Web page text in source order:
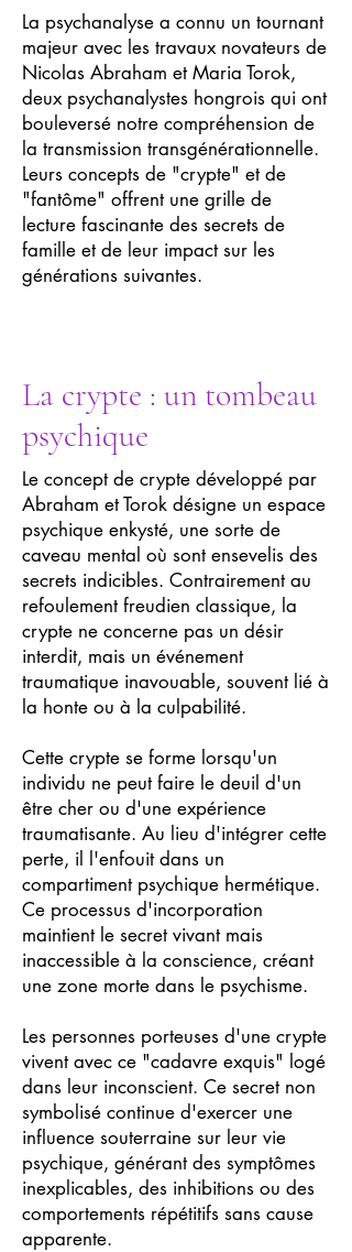
La psychanalyse a connu un tournant
majeur avec les travaux novateurs de
Nicolas Abraham et Maria Torok,
deux psychanalystes hongrois qui ont
bouleversé notre compréhension de
la transmission transgénérationnelle.
Leurs concepts de "crypte" et de
"fantôme" offrent une grille de
lecture fascinante des secrets de
famille et de leur impact sur les
générations suivantes.
La crypte : un tombeau
psychique
Le concept de crypte développé par
Abraham et Torok désigne un espace
psychique enkysté, une sorte de
caveau mental où sont ensevelis des
secrets indicibles. Contrairement au
refoulement freudien classique, la
crypte ne concerne pas un désir
interdit, mais un événement
traumatique inavouable, souvent lié à
la honte ou à la culpabilité.
Cette crypte se forme lorsqu'un
individu ne peut faire le deuil d'un
être cher ou d'une expérience
traumatisante. Au lieu d'intégrer cette
perte, il l'enfouit dans un
compartiment psychique hermétique.
Ce processus d'incorporation
maintient le secret vivant mais
inaccessible à la conscience, créant
une zone morte dans le psychisme.
Les personnes porteuses d'une crypte
vivent avec ce "cadavre exquis" logé
dans leur inconscient. Ce secret non
symbolisé continue d'exercer une
influence souterraine sur leur vie
psychique, générant des symptômes
inexplicables, des inhibitions ou des
comportements répétitifs sans cause
apparente.